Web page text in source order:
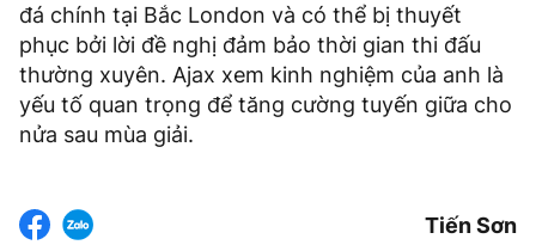
đá chính tại Bắc London và có thể bị thuyết
phục bởi lời đề nghị đảm bảo thời gian thi đấu
thường xuyên. Ajax xem kinh nghiệm của anh là
yếu tố quan trọng để tăng cường tuyến giữa cho
nửa sau mùa giải.
Tiến Sơn